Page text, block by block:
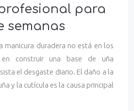
para
semanas
manicura duradera no está en los
en construir una base de uña
el desgaste diario. El daño a la
y la cutícula es la causa principal